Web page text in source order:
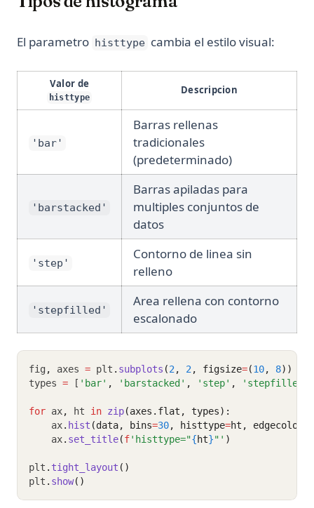
El parametro histtype cambia el estilo visual:
Valor de
histtype
Descripcion
'bar'
Barras rellenas
tradicionales
(predeterminado)
'barstacked'
Barras apiladas para
multiples conjuntos de
datos
'step'
Contorno de linea sin
relleno
'stepfilled'
Area rellena con contorno
escalonado
fig , axes = plt . subplots (2 , 2 , figsize=(10, 8))
types = [ 'bar' , 'barstacked' , 'step' , 'stepfilled'
for ax, ht in zip(axes.flat, types):
    ax
. hist (data, bins=30, histtype=ht, edgecolor
    ax
. set_title(f'histtype="{ht}"' )
plt . tight_layout ()
plt . show()